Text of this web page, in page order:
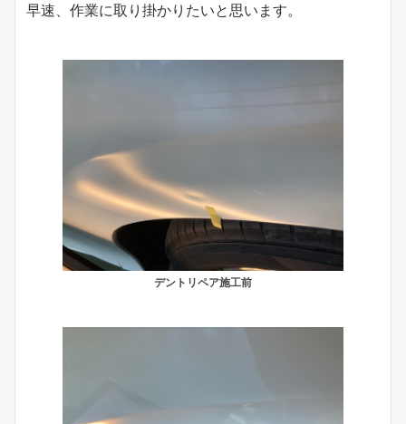
早速、作業に取り掛かりたいと思います。
デントリペア施工前